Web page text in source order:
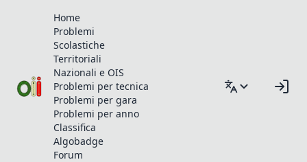
Home
Problemi
Scolastiche
Territoriali
Nazionali e OIS
Problemi per tecnica
Problemi per gara
Problemi per anno
Classifica
Algobadge
Forum